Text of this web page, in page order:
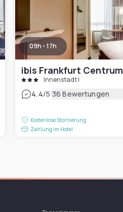
09h - 17h
ibis Frankfurt Centrum
Innenstadt I
4.4/5|36 Bewertungen
Kostenlose Stornierung
Zahlung im Hotel